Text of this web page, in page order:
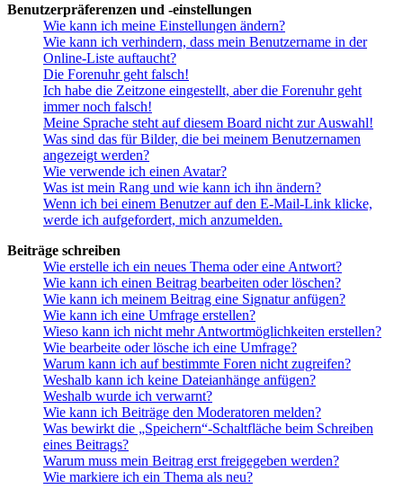
Benutzerpräferenzen und -einstellungen
Wie kann ich meine Einstellungen ändern?
Wie kann ich verhindern, dass mein Benutzername in der
Online-Liste auftaucht?
Die Forenuhr geht falsch!
Ich habe die Zeitzone eingestellt, aber die Forenuhr geht
immer noch falsch!
Meine Sprache steht auf diesem Board nicht zur Auswahl!
Was sind das für Bilder, die bei meinem Benutzernamen
angezeigt werden?
Wie verwende ich einen Avatar?
Was ist mein Rang und wie kann ich ihn ändern?
Wenn ich bei einem Benutzer auf den E-Mail-Link klicke,
werde ich aufgefordert, mich anzumelden.
Beiträge schreiben
Wie erstelle ich ein neues Thema oder eine Antwort?
Wie kann ich einen Beitrag bearbeiten oder löschen?
Wie kann ich meinem Beitrag eine Signatur anfügen?
Wie kann ich eine Umfrage erstellen?
Wieso kann ich nicht mehr Antwortmöglichkeiten erstellen?
Wie bearbeite oder lösche ich eine Umfrage?
Warum kann ich auf bestimmte Foren nicht zugreifen?
Weshalb kann ich keine Dateianhänge anfügen?
Weshalb wurde ich verwarnt?
Wie kann ich Beiträge den Moderatoren melden?
Was bewirkt die „Speichern“-Schaltfläche beim Schreiben
eines Beitrags?
Warum muss mein Beitrag erst freigegeben werden?
Wie markiere ich ein Thema als neu?